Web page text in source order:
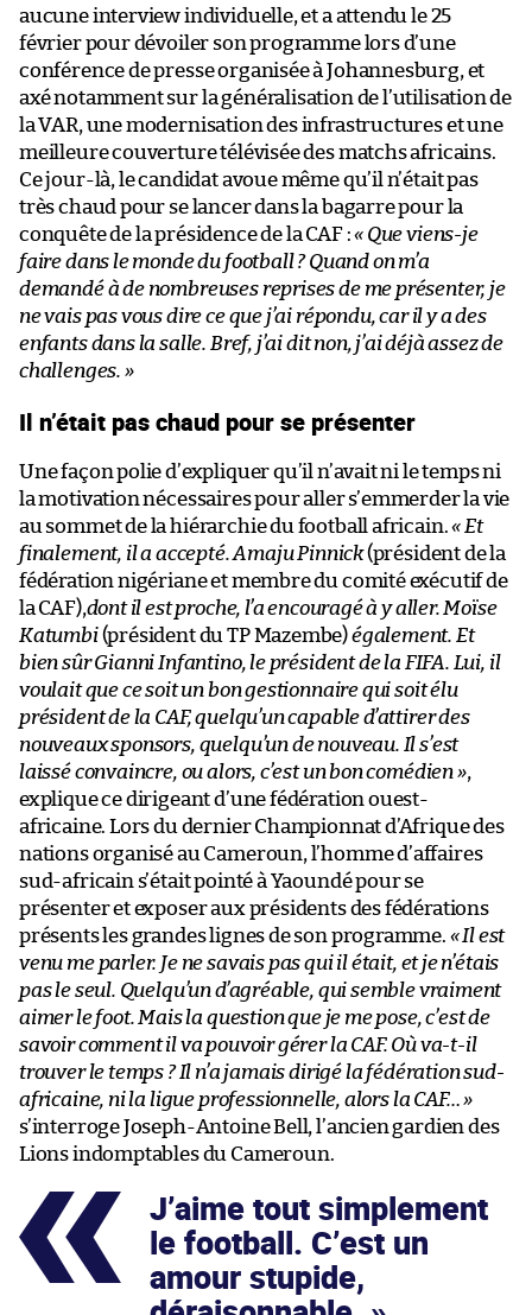
aucune interview individuelle, et a attendu le 25
février pour dévoiler son programme lors d’une
conférence de presse organisée à Johannesburg, et
axé notamment sur la généralisation de l’utilisation de
la VAR, une modernisation des infrastructures et une
meilleure couverture télévisée des matchs africains.
Ce jour-là, le candidat avoue même qu’il n’était pas
très chaud pour se lancer dans la bagarre pour la
conquête de la présidence de la CAF :« Que viens-je
faire dans le monde du football ? Quand on m’a
demandé à de nombreuses reprises de me présenter, je
ne vais pas vous dire ce que j’ai répondu, car il y a des
enfants dans la salle. Bref, j’ai dit non, j’ai déjà assez de
challenges. »
Il n’était pas chaud pour se présenter
Une façon polie d’expliquer qu’il n’avait ni le temps ni
la motivation nécessaires pour aller s’emmerder la vie
au sommet de la hiérarchie du football africain.« Et
finalement, il a accepté. Amaju Pinnick(président de la
fédération nigériane et membre du comité exécutif de
la CAF),dont il est proche, l’a encouragé à y aller. Moïse
Katumbi(président du TP Mazembe)également. Et
bien sûr Gianni Infantino, le président de la FIFA. Lui, il
voulait que ce soit un bon gestionnaire qui soit élu
président de la CAF, quelqu’un capable d’attirer des
nouveaux sponsors, quelqu’un de nouveau. Il s’est
laissé convaincre, ou alors, c’est un bon comédien »,
explique ce dirigeant d’une fédération ouest-
africaine. Lors du dernier Championnat d’Afrique des
nations organisé au Cameroun, l’homme d’affaires
sud-africain s’était pointé à Yaoundé pour se
présenter et exposer aux présidents des fédérations
présents les grandes lignes de son programme. « Il est
venu me parler. Je ne savais pas qui il était, et je n’étais
pas le seul. Quelqu’un d’agréable, qui semble vraiment
aimer le foot. Mais la question que je me pose, c’est de
savoir comment il va pouvoir gérer la CAF. Où va-t-il
trouver le temps ? Il n’a jamais dirigé la fédération sud-
africaine, ni la ligue professionnelle, alors la CAF… »
s’interroge Joseph-Antoine Bell, l’ancien gardien des
Lions indomptables du Cameroun.
J’aime tout simplement
le football. C’est un
amour stupide,